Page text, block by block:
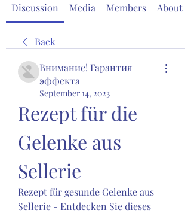
Discussion Media Members About
Back
Внимание! Гарантия
эффекта
September 14, 2023
Rezept für die
Gelenke aus
Sellerie
Rezept für gesunde Gelenke aus
Sellerie - Entdecken Sie dieses